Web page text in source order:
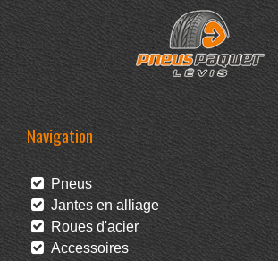
Navigation
Pneus
Jantes en alliage
Roues d'acier
Accessoires